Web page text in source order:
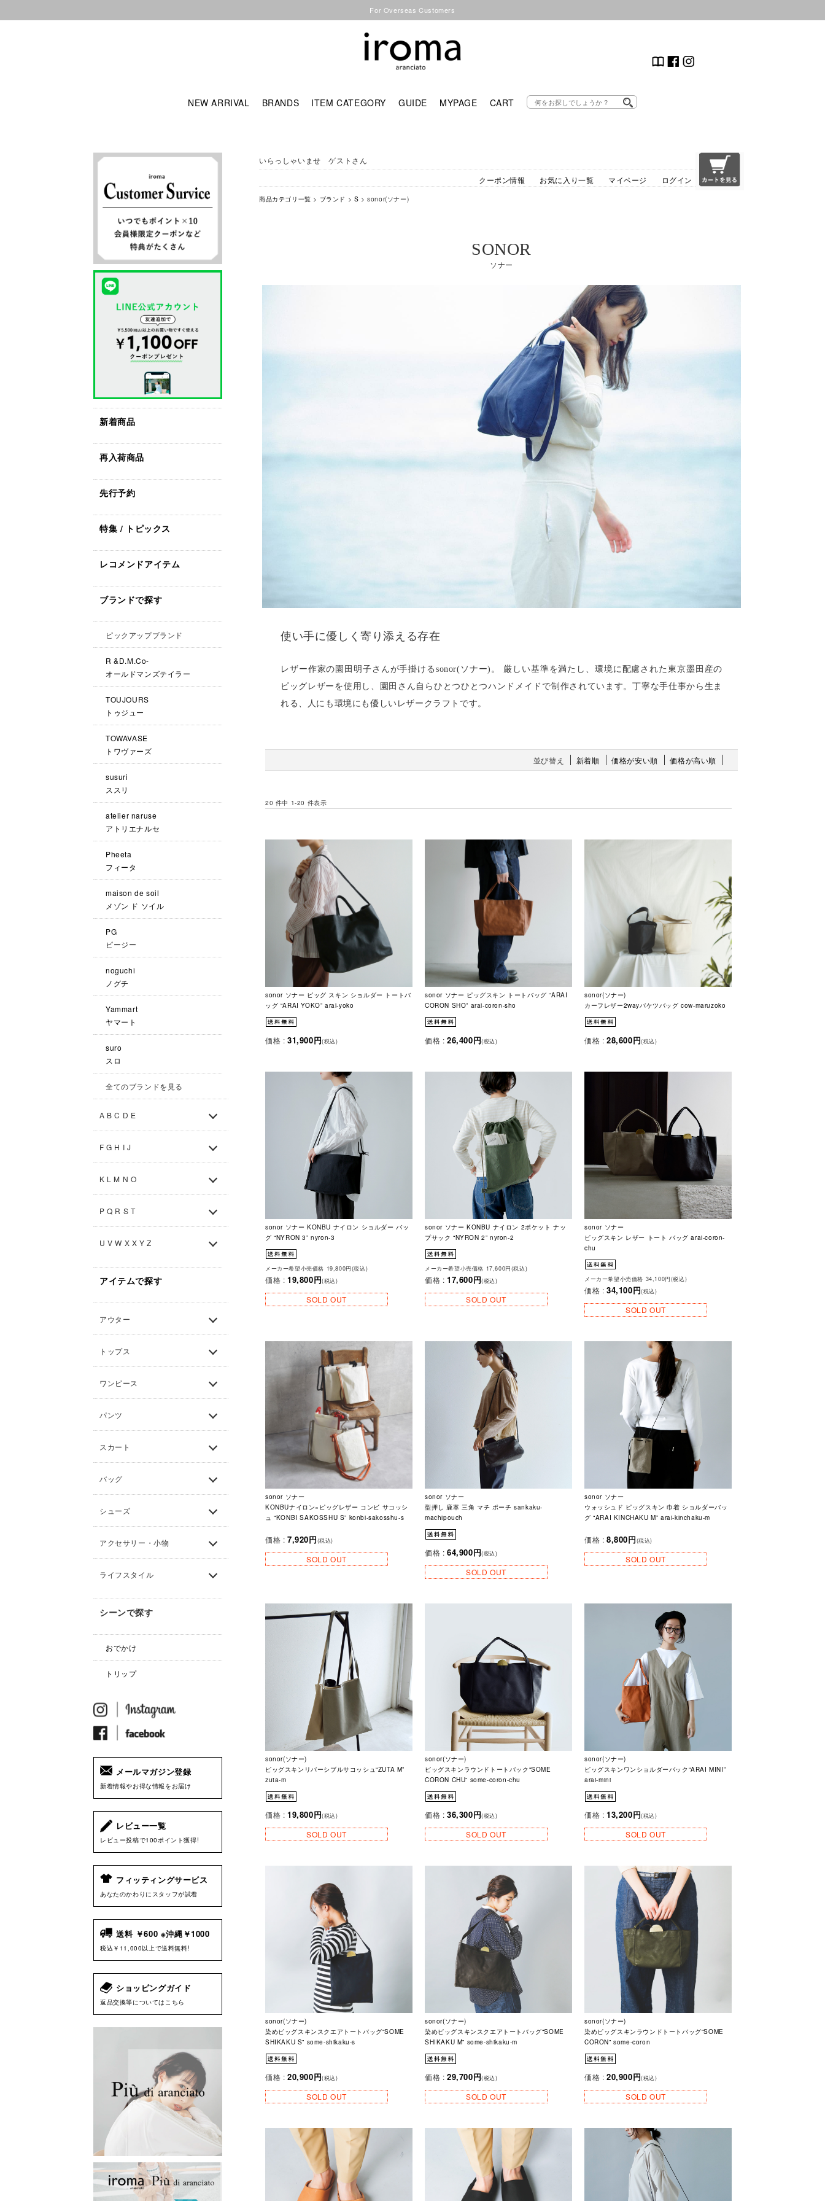
For Overseas Customers
NEW ARRIVAL BRANDS ITEM CATEGORY GUIDE MYPAGE CART
新着商品
再入荷商品
先行予約
特集 / トピックス
レコメンドアイテム
ブランドで探す
ピックアップブランド
R &D.M.Co-
オールドマンズテイラー
TOUJOURS
トゥジュー
TOWAVASE
トワヴァーズ
susuri
ススリ
atelier naruse
アトリエナルセ
Pheeta
フィータ
maison de soil
メゾン ド ソイル
PG
ピージー
noguchi
ノグチ
Yammart
ヤマート
suro
スロ
全てのブランドを見る
A B C D E
F G H I J
K L M N O
P Q R S T
U V W X X Y Z
アイテムで探す
アウター
トップス
ワンピース
パンツ
スカート
バッグ
シューズ
アクセサリー・小物
ライフスタイル
シーンで探す
おでかけ
トリップ
メールマガジン登録
新着情報やお得な情報をお届け
レビュー一覧
レビュー投稿で100ポイント獲得!
フィッティングサービス
あなたのかわりにスタッフが試着
送料 ￥600 ※沖縄￥1000
税込￥11,000以上で送料無料!
ショッピングガイド
返品交換等についてはこちら
いらっしゃいませ ゲストさん
クーポン情報
お気に入り一覧 マイページ ログイン
商品カテゴリ一覧 > ブランド > S > sonor(ソナー)
SONOR
ソナー
使い手に優しく寄り添える存在
レザー作家の園田明子さんが手掛けるsonor(ソナー)。 厳しい基準を満たし、環境に配慮された東京墨田産の
ピッグレザーを使用し、園田さん自らひとつひとつハンドメイドで制作されています。丁寧な手仕事から生ま
れる、人にも環境にも優しいレザークラフトです。
並び替え 新着順 価格が安い順 価格が高い順
20 件中 1-20 件表示
sonor ソナー ピッグ スキン ショルダー トートバ
ッグ “ARAI YOKO” arai-yoko
価格 : 31,900円(税込)
sonor ソナー ピッグスキン トートバッグ “ARAI
CORON SHO” arai-coron-sho
価格 : 26,400円(税込)
sonor(ソナー)
カーフレザー2wayバケツバッグ cow-maruzoko
価格 : 28,600円(税込)
sonor ソナー KONBU ナイロン ショルダー バッ
グ “NYRON 3” nyron-3
メーカー希望小売価格 19,800円(税込)
価格 : 19,800円(税込)
SOLD OUT
sonor ソナー KONBU ナイロン 2ポケット ナッ
プサック “NYRON 2” nyron-2
メーカー希望小売価格 17,600円(税込)
価格 : 17,600円(税込)
SOLD OUT
sonor ソナー
ピッグスキン レザー トート バッグ arai-coron-
chu
メーカー希望小売価格 34,100円(税込)
価格 : 34,100円(税込)
SOLD OUT
sonor ソナー
KONBUナイロン×ピッグレザー コンビ サコッシ
ュ “KONBI SAKOSSHU S” konbi-sakosshu-s
価格 : 7,920円(税込)
SOLD OUT
sonor ソナー
型押し 鹿革 三角 マチ ポーチ sankaku-
machipouch
価格 : 64,900円(税込)
SOLD OUT
sonor ソナー
ウォッシュド ピッグスキン 巾着 ショルダーバッ
グ “ARAI KINCHAKU M” arai-kinchaku-m
価格 : 8,800円(税込)
SOLD OUT
sonor(ソナー)
ピッグスキンリバーシブルサコッシュ“ZUTA M”
zuta-m
価格 : 19,800円(税込)
SOLD OUT
sonor(ソナー)
ピッグスキンラウンドトートバック“SOME
CORON CHU” some-coron-chu
価格 : 36,300円(税込)
SOLD OUT
sonor(ソナー)
ピッグスキンワンショルダーバック“ARAI MINI”
arai-mini
価格 : 13,200円(税込)
SOLD OUT
sonor(ソナー)
染めピッグスキンスクエアトートバッグ“SOME
SHIKAKU S” some-shikaku-s
価格 : 20,900円(税込)
SOLD OUT
sonor(ソナー)
染めピッグスキンスクエアトートバッグ“SOME
SHIKAKU M” some-shikaku-m
価格 : 29,700円(税込)
SOLD OUT
sonor(ソナー)
染めピッグスキンラウンドトートバッグ“SOME
CORON” some-coron
価格 : 20,900円(税込)
SOLD OUT